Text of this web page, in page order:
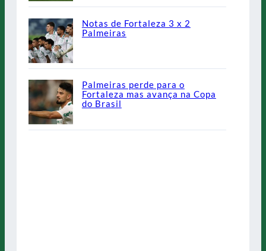
Notas de Fortaleza 3 x 2
Palmeiras
Palmeiras perde para o
Fortaleza mas avança na Copa
do Brasil